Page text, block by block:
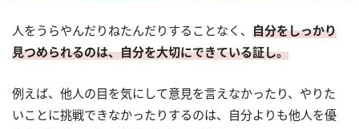
人をうらやんだりねたんだりすることなく、 自分をしっかり
見つめられるのは、自分を大切にできている証し。
例えば、他人の目を気にして意見を言えなかったり、やりた
いことに挑戦できなかったりするのは、自分よりも他人を優